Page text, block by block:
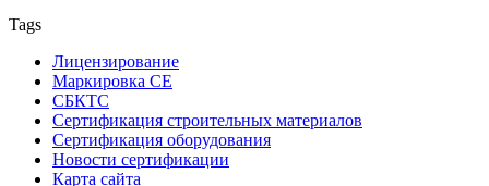
Tags
Лицензирование
Маркировка СЕ
СБКТС
Сертификация строительных материалов
Сертификация оборудования
Новости сертификации
Карта сайта